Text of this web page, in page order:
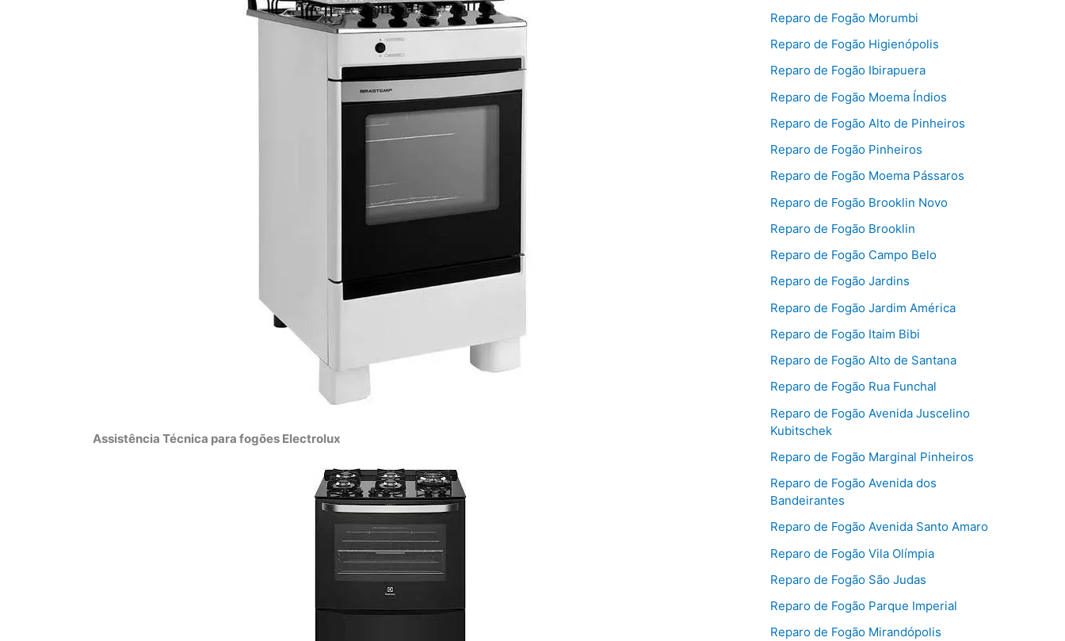
Assistência Técnica para fogões Electrolux
Reparo de Fogão Morumbi
Reparo de Fogão Higienópolis
Reparo de Fogão Ibirapuera
Reparo de Fogão Moema Índios
Reparo de Fogão Alto de Pinheiros
Reparo de Fogão Pinheiros
Reparo de Fogão Moema Pássaros
Reparo de Fogão Brooklin Novo
Reparo de Fogão Brooklin
Reparo de Fogão Campo Belo
Reparo de Fogão Jardins
Reparo de Fogão Jardim América
Reparo de Fogão Itaim Bibi
Reparo de Fogão Alto de Santana
Reparo de Fogão Rua Funchal
Reparo de Fogão Avenida Juscelino
Kubitschek
Reparo de Fogão Marginal Pinheiros
Reparo de Fogão Avenida dos
Bandeirantes
Reparo de Fogão Avenida Santo Amaro
Reparo de Fogão Vila Olímpia
Reparo de Fogão São Judas
Reparo de Fogão Parque Imperial
Reparo de Fogão Mirandópolis